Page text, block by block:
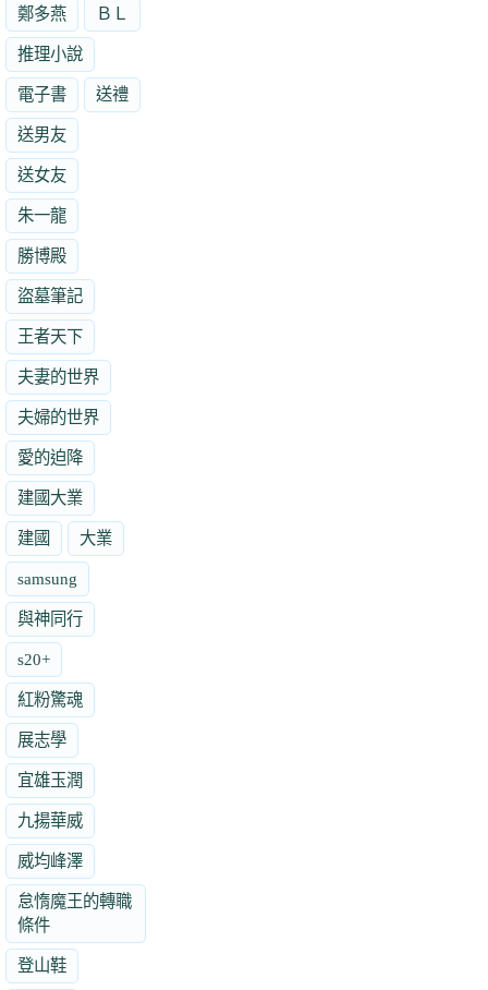
鄭多燕 ＢＬ
推理小說
電子書 送禮
送男友
送女友
朱一龍
勝博殿
盜墓筆記
王者天下
夫妻的世界
夫婦的世界
愛的迫降
建國大業
建國 大業
samsung
與神同行
s20+
紅粉驚魂
展志學
宜雄玉潤
九揚華威
威均峰澤
怠惰魔王的轉職
條件
登山鞋